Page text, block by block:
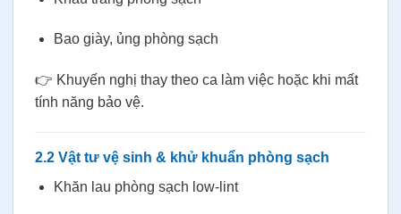
Bao giày, ủng phòng sạch
👉 Khuyến nghị thay theo ca làm việc hoặc khi mất
tính năng bảo vệ.
2.2 Vật tư vệ sinh & khử khuẩn phòng sạch
Khăn lau phòng sạch low-lint